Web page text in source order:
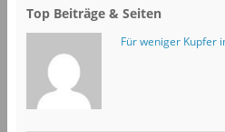
Top Beiträge & Seiten
Für weniger Kupfer